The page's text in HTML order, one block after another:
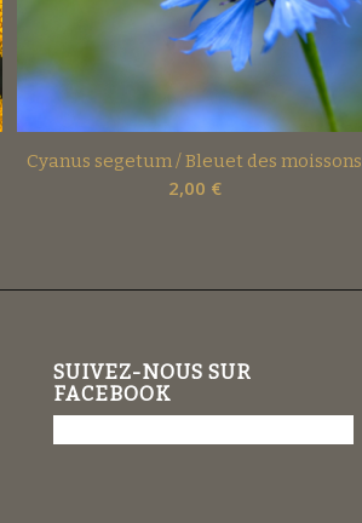
Cyanus segetum / Bleuet des moissons
2,00 €
SUIVEZ-NOUS SUR
FACEBOOK